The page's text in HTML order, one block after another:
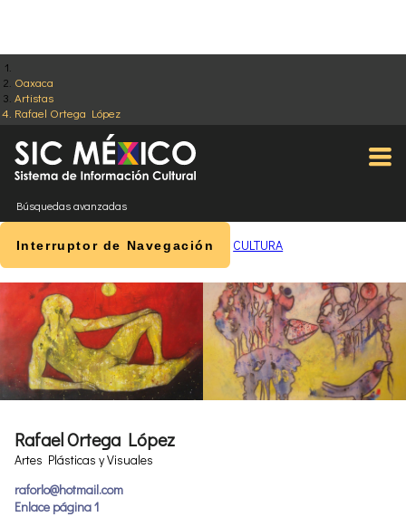
Oaxaca
Artistas
Rafael Ortega López
Búsquedas avanzadas
Interruptor de Navegación CULTURA
Rafael Ortega López
Artes Plásticas y Visuales
raforlo@hotmail.com
Enlace página 1